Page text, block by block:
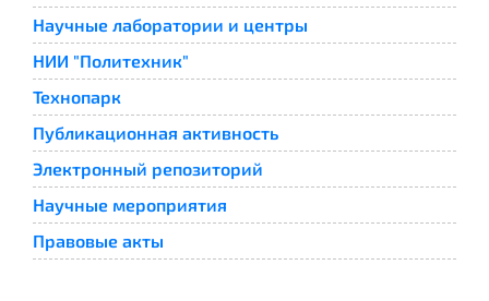
Научные лаборатории и центры
НИИ "Политехник"
Технопарк
Публикационная активность
Электронный репозиторий
Научные мероприятия
Правовые акты